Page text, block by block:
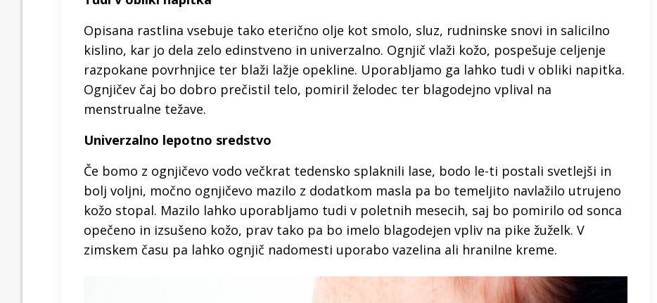
Opisana rastlina vsebuje tako eterično olje kot smolo, sluz, rudninske snovi in salicilno
kislino, kar jo dela zelo edinstveno in univerzalno. Ognjič vlaži kožo, pospešuje celjenje
razpokane povrhnjice ter blaži lažje opekline. Uporabljamo ga lahko tudi v obliki napitka.
Ognjičev čaj bo dobro prečistil telo, pomiril želodec ter blagodejno vplival na
menstrualne težave.
Univerzalno lepotno sredstvo
Če bomo z ognjičevo vodo večkrat tedensko splaknili lase, bodo le-ti postali svetlejši in
bolj voljni, močno ognjičevo mazilo z dodatkom masla pa bo temeljito navlažilo utrujeno
kožo stopal. Mazilo lahko uporabljamo tudi v poletnih mesecih, saj bo pomirilo od sonca
opečeno in izsušeno kožo, prav tako pa bo imelo blagodejen vpliv na pike žuželk. V
zimskem času pa lahko ognjič nadomesti uporabo vazelina ali hranilne kreme.